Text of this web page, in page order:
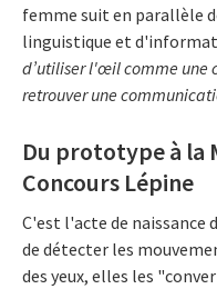
femme suit en parallèle
linguistique et
d’utiliser l'œil comme une
retrouver une
Du prototype à la
Concours Lépine
C'est l'acte de naissance
de détecter les
des yeux, elles les